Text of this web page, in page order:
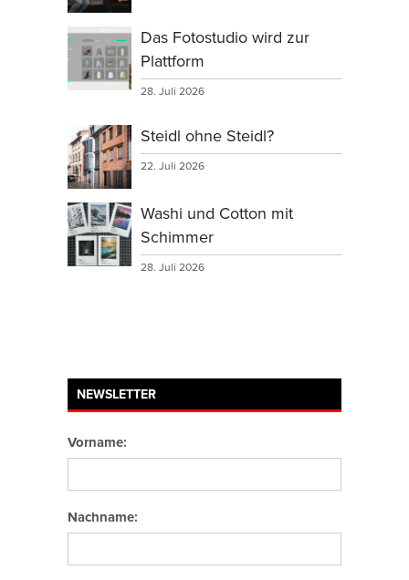
Das Fotostudio wird zur
Plattform
28. Juli 2026
Steidl ohne Steidl?
22. Juli 2026
Washi und Cotton mit
Schimmer
28. Juli 2026
NEWSLETTER
Vorname:
Nachname: